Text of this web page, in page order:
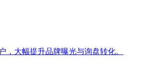
大幅提升品牌曝光与询盘转化。